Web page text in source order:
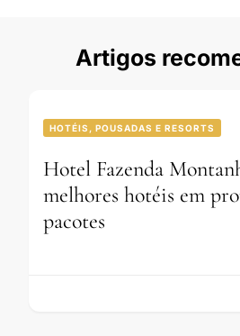
Artigos
HOTÉIS, POUSADAS E RESORTS
Hotel Fazenda
melhores hotéis em
pacotes